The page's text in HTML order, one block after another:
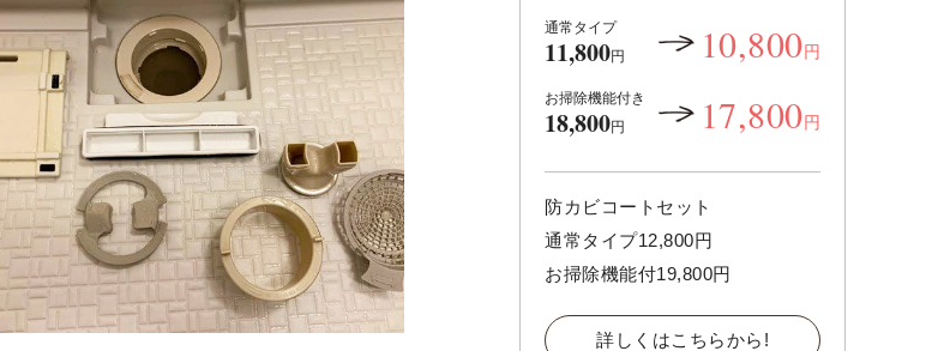
通常タイプ
11,800円 10,800円
お掃除機能付き
18,800円 17,800円
防カビコートセット
通常タイプ12,800円
お掃除機能付19,800円
詳しくはこちらから!